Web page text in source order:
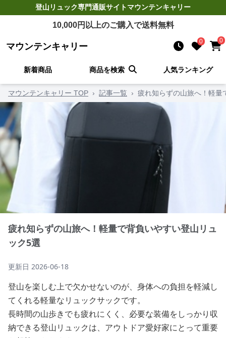
登山リュック専門通販サイトマウンテンキャリー
10,000円以上のご購入で送料無料
マウンテンキャリー 0 0
新着商品 商品を検索 人気ランキング
マウンテンキャリー TOP › 記事一覧 › 疲れ知らずの山旅へ！軽量
疲れ知らずの山旅へ！軽量で背負いやすい登山リュ
ック5選
更新日 2026-06-18
登山を楽しむ上で欠かせないのが、身体への負担を軽減し
てくれる軽量なリュックサックです。
長時間の山歩きでも疲れにくく、必要な装備をしっかり収
納できる登山リュックは、アウトドア愛好家にとって重要